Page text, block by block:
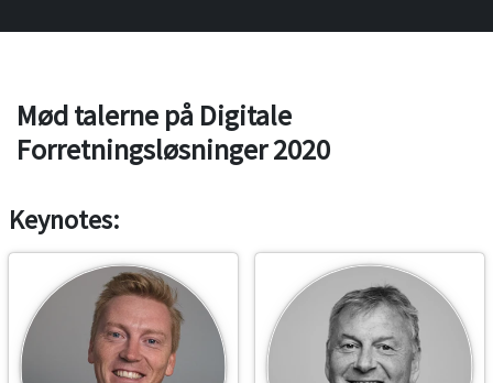
Mødtalerne på Digitale
Forretningsløsninger 2020
Keynotes: